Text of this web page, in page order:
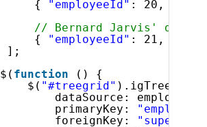
{ "employeeId" : 20,
// Bernard Jarvis'
{
"employeeId" : 21,
];
$( function
() {
$( "#treegrid"
dataSource: employees,
primaryKey:
foreignKey: